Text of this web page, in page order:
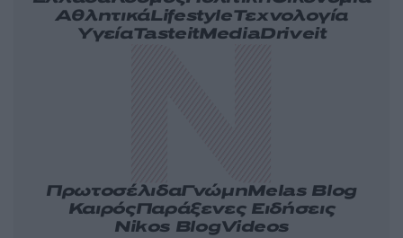
ΑθλητικάLifestyleΤεχνολογία
ΥγείαTasteitMediaDriveit
ΠρωτοσέλιδαΓνώμηMelas Blog
ΚαιρόςΠαράξενες Ειδήσεις
Nikos BlogVideos